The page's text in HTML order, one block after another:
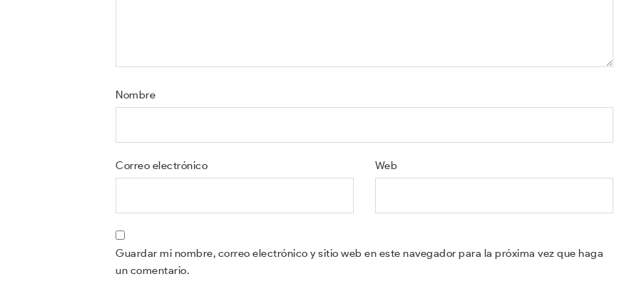
Nombre
Correo electrónico Web
Guardar mi nombre, correo electrónico y sitio web en este navegador para la próxima vez que haga
un comentario.